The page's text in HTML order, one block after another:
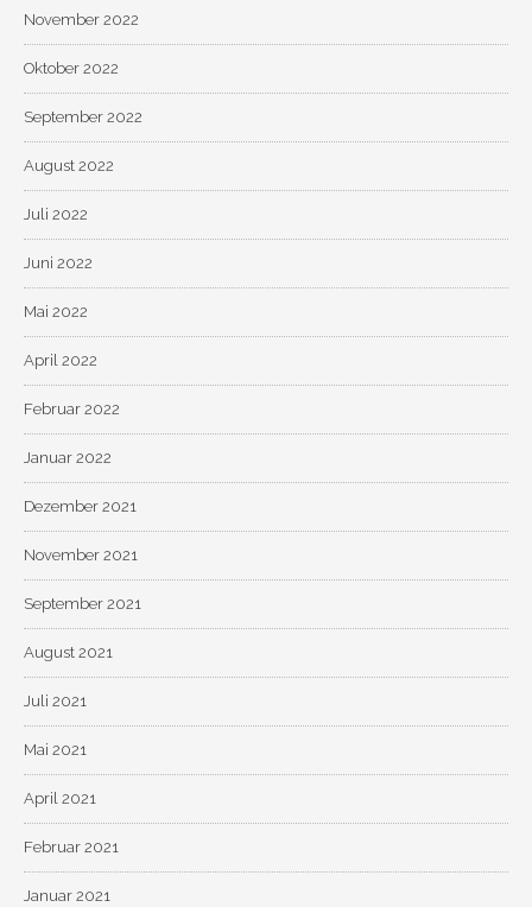
November 2022
Oktober 2022
September 2022
August 2022
Juli 2022
Juni 2022
Mai 2022
April 2022
Februar 2022
Januar 2022
Dezember 2021
November 2021
September 2021
August 2021
Juli 2021
Mai 2021
April 2021
Februar 2021
Januar 2021